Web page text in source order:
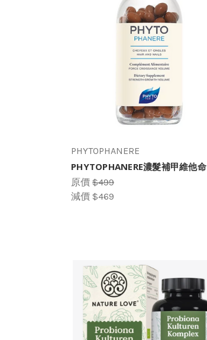
PHYTOPHANERE
PHYTOPHANERE濃髮補甲維他命
原價 $499
減價 $469